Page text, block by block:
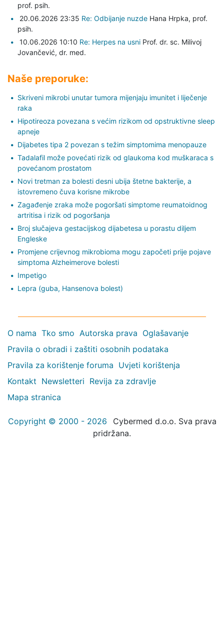
prof. psih.
20.06.2026 23:35 Re: Odbijanje nuzde Hana Hrpka, prof.
psih.
10.06.2026 10:10 Re: Herpes na usni Prof. dr. sc. Milivoj
Jovančević, dr. med.
Naše preporuke:
Skriveni mikrobi unutar tumora mijenjaju imunitet i liječenje
raka
Hipotireoza povezana s većim rizikom od opstruktivne sleep
apneje
Dijabetes tipa 2 povezan s težim simptomima menopauze
Tadalafil može povećati rizik od glaukoma kod muškaraca s
povećanom prostatom
Novi tretman za bolesti desni ubija štetne bakterije, a
istovremeno čuva korisne mikrobe
Zagađenje zraka može pogoršati simptome reumatoidnog
artritisa i rizik od pogoršanja
Broj slučajeva gestacijskog dijabetesa u porastu diljem
Engleske
Promjene crijevnog mikrobioma mogu započeti prije pojave
simptoma Alzheimerove bolesti
Impetigo
Lepra (guba, Hansenova bolest)
O nama Tko smo Autorska prava Oglašavanje
Pravila o obradi i zaštiti osobnih podataka
Pravila za korištenje foruma Uvjeti korištenja
Kontakt Newsletteri Revija za zdravlje
Mapa stranica
Copyright © 2000 - 2026
Cybermed d.o.o. Sva prava
pridržana.